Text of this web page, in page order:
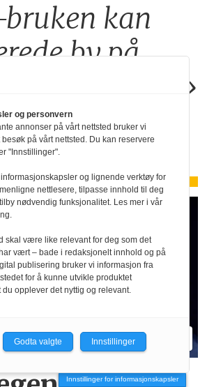
kan
by på
.»
i HR Norge gjør deg
de faktiske forholdene.
Innstillinger for informasjonskapsler
og personvern
annonser på vårt nettsted bruker vi
på vårt nettsted. Du kan reservere
"Innstillinger".
og lignende verktøy for
nettlesere, tilpasse innhold til deg
nødvendig funksjonalitet. Les mer i vår
skal være like relevant for deg som det
vært – bade i redaksjonelt innhold og på
publisering bruker vi informasjon fra
for å kunne utvikle produktet
du opplever det nyttig og relevant.
Godta valgte Innstillinger